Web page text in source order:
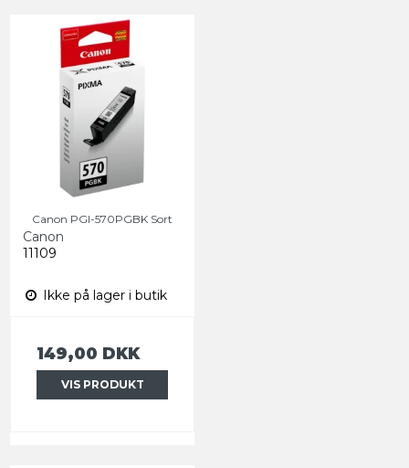
Canon PGI-570PGBK Sort
Canon
11109
Ikke på lager i butik
149,00 DKK
VIS PRODUKT